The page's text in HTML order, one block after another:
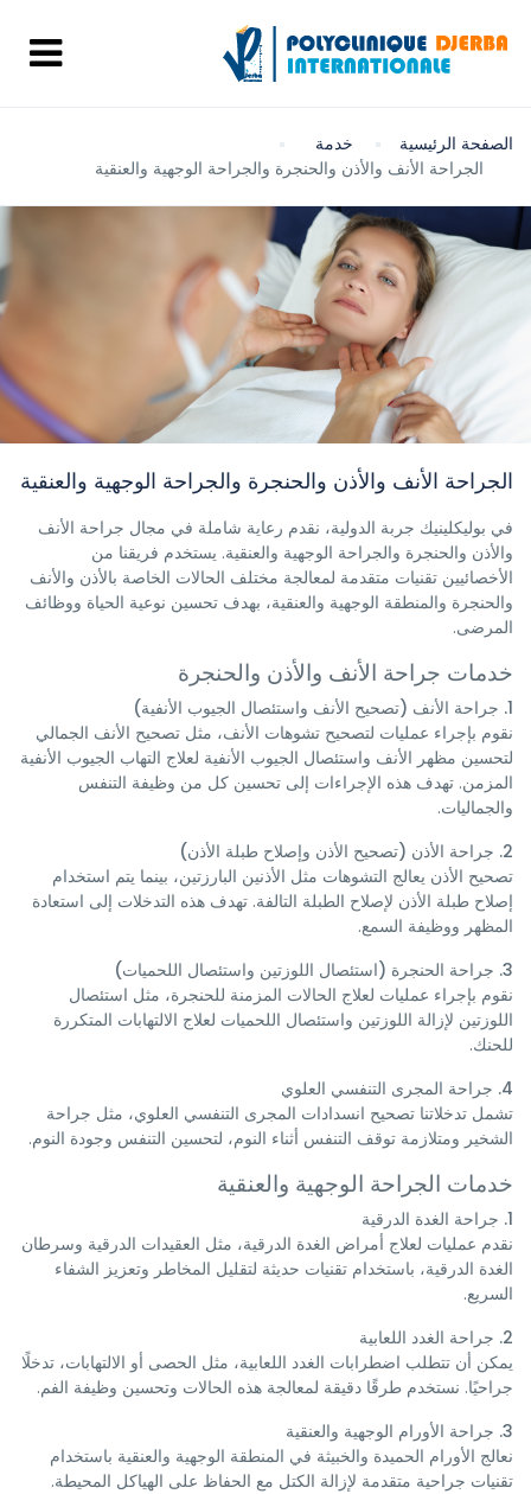
الصفحة الرئيسية
خدمة
الجراحة الأنف والأذن والحنجرة والجراحة الوجهية والعنقية
الجراحة الأنف والأذن والحنجرة والجراحة الوجهية والعنقية
في بوليكلينيك جربة الدولية، نقدم رعاية شاملة في مجال جراحة الأنف
والأذن والحنجرة والجراحة الوجهية والعنقية. يستخدم فريقنا من
الأخصائيين تقنيات متقدمة لمعالجة مختلف الحالات الخاصة بالأذن والأنف
والحنجرة والمنطقة الوجهية والعنقية، بهدف تحسين نوعية الحياة ووظائف
المرضى.
خدمات جراحة الأنف والأذن والحنجرة
1. جراحة الأنف (تصحيح الأنف واستئصال الجيوب الأنفية)
نقوم بإجراء عمليات لتصحيح تشوهات الأنف، مثل تصحيح الأنف الجمالي
لتحسين مظهر الأنف واستئصال الجيوب الأنفية لعلاج التهاب الجيوب الأنفية
المزمن. تهدف هذه الإجراءات إلى تحسين كل من وظيفة التنفس
والجماليات.
2. جراحة الأذن (تصحيح الأذن وإصلاح طبلة الأذن)
تصحيح الأذن يعالج التشوهات مثل الأذنين البارزتين، بينما يتم استخدام
إصلاح طبلة الأذن لإصلاح الطبلة التالفة. تهدف هذه التدخلات إلى استعادة
المظهر ووظيفة السمع.
3. جراحة الحنجرة (استئصال اللوزتين واستئصال اللحميات)
نقوم بإجراء عمليات لعلاج الحالات المزمنة للحنجرة، مثل استئصال
اللوزتين لإزالة اللوزتين واستئصال اللحميات لعلاج الالتهابات المتكررة
للحنك.
4. جراحة المجرى التنفسي العلوي
تشمل تدخلاتنا تصحيح انسدادات المجرى التنفسي العلوي، مثل جراحة
الشخير ومتلازمة توقف التنفس أثناء النوم، لتحسين التنفس وجودة النوم.
خدمات الجراحة الوجهية والعنقية
1. جراحة الغدة الدرقية
نقدم عمليات لعلاج أمراض الغدة الدرقية، مثل العقيدات الدرقية وسرطان
الغدة الدرقية، باستخدام تقنيات حديثة لتقليل المخاطر وتعزيز الشفاء
السريع.
2. جراحة الغدد اللعابية
يمكن أن تتطلب اضطرابات الغدد اللعابية، مثل الحصى أو الالتهابات، تدخلًا
جراحيًا. نستخدم طرقًا دقيقة لمعالجة هذه الحالات وتحسين وظيفة الفم.
3. جراحة الأورام الوجهية والعنقية
نعالج الأورام الحميدة والخبيثة في المنطقة الوجهية والعنقية باستخدام
تقنيات جراحية متقدمة لإزالة الكتل مع الحفاظ على الهياكل المحيطة.